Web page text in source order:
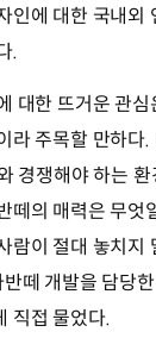
인에 대한 국내외
.
대한 뜨거운 관
라 주목할 만하다
경쟁해야 하는
떼의 매력은 무엇
람이 절대 놓치지
떼 개발을 담당
직접 물었다.